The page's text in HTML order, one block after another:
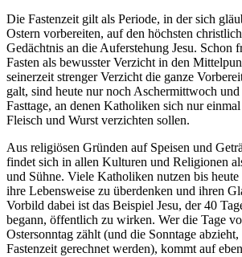
Die Fastenzeit gilt als Periode, in der sich
Ostern vorbereiten, auf den höchsten
Gedächtnis an die Auferstehung Jesu. Schon
Fasten als bewusster Verzicht in den
seinerzeit strenger Verzicht die ganze
galt, sind heute nur noch Aschermittwoch
Fasttage, an denen Katholiken sich nur
Fleisch und Wurst verzichten sollen.
Aus religiösen Gründen auf Speisen und
findet sich in allen Kulturen und Religionen
und Sühne. Viele Katholiken nutzen bis heute
ihre Lebensweise zu überdenken und ihren
Vorbild dabei ist das Beispiel Jesu, der 40
begann, öffentlich zu wirken. Wer die Tage
Ostersonntag zählt (und die Sonntage
Fastenzeit gerechnet werden), kommt auf